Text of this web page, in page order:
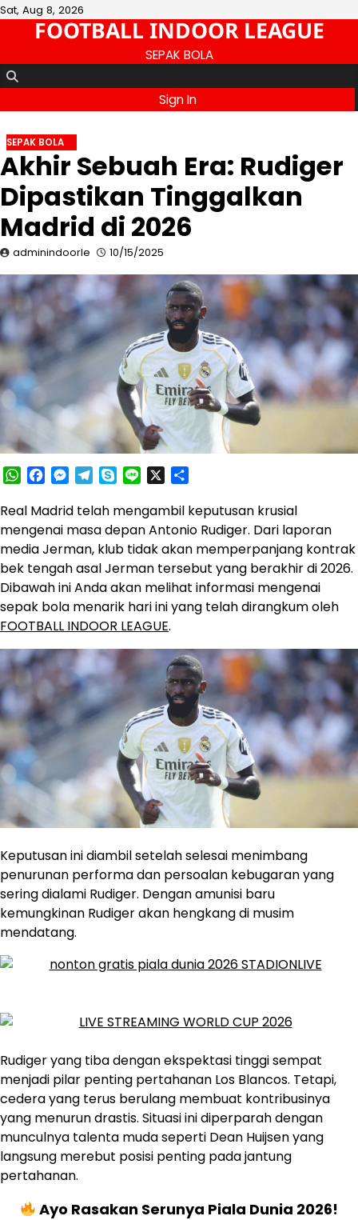
Skip
Sat, Aug 8, 2026
FOOTBALL INDOOR LEAGUE
SEPAK BOLA
Sign In
SEPAK BOLA
Akhir Sebuah Era: Rudiger
Dipastikan Tinggalkan
Madrid di 2026
adminindoorle 10/15/2025
WhatsApp
Facebook
Messenger
Telegram
SkypeLine
Real Madrid telah mengambil keputusan krusial
mengenai masa depan Antonio Rudiger. Dari laporan
media Jerman, klub tidak akan memperpanjang kontrak
bek tengah asal Jerman tersebut yang berakhir di 2026.
Dibawah ini Anda akan melihat informasi mengenai
sepak bola menarik hari ini yang telah dirangkum oleh
FOOTBALL INDOOR LEAGUE.
Keputusan ini diambil setelah selesai menimbang
penurunan performa dan persoalan kebugaran yang
sering dialami Rudiger. Dengan amunisi baru
kemungkinan Rudiger akan hengkang di musim
mendatang.
Rudiger yang tiba dengan ekspektasi tinggi sempat
menjadi pilar penting pertahanan Los Blancos. Tetapi,
cedera yang terus berulang membuat kontribusinya
yang menurun drastis. Situasi ini diperparah dengan
munculnya talenta muda seperti Dean Huijsen yang
langsung merebut posisi penting pada jantung
pertahanan.
Ayo Rasakan Serunya Piala Dunia 2026!